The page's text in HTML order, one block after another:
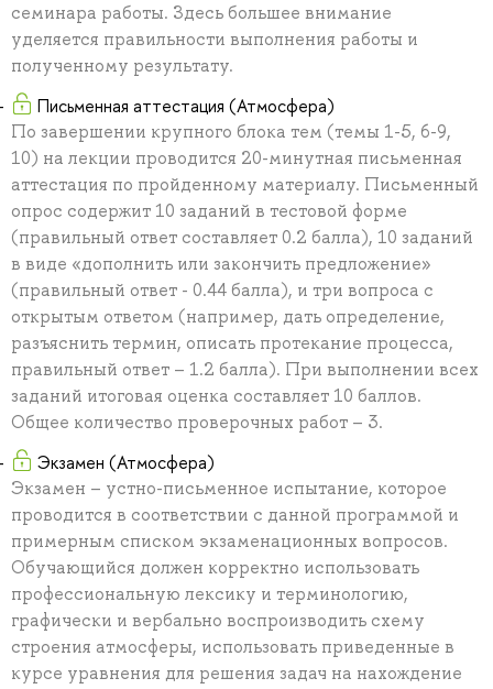
семинара работы. Здесь большее внимание
уделяется правильности выполнения работы и
полученному результату.
Письменная аттестация (Атмосфера)
По завершении крупного блока тем (темы 1-5, 6-9,
10) на лекции проводится 20-минутная письменная
аттестация по пройденному материалу. Письменный
опрос содержит 10 заданий в тестовой форме
(правильный ответ составляет 0.2 балла), 10 заданий
в виде «дополнить или закончить предложение»
(правильный ответ - 0.44 балла), и три вопроса с
открытым ответом (например, дать определение,
разъяснить термин, описать протекание процесса,
правильный ответ – 1.2 балла). При выполнении всех
заданий итоговая оценка составляет 10 баллов.
Общее количество проверочных работ – 3.
Экзамен (Атмосфера)
Экзамен – устно-письменное испытание, которое
проводится в соответствии с данной программой и
примерным списком экзаменационных вопросов.
Обучающийся должен корректно использовать
профессиональную лексику и терминологию,
графически и вербально воспроизводить схему
строения атмосферы, использовать приведенные в
курсе уравнения для решения задач на нахождение